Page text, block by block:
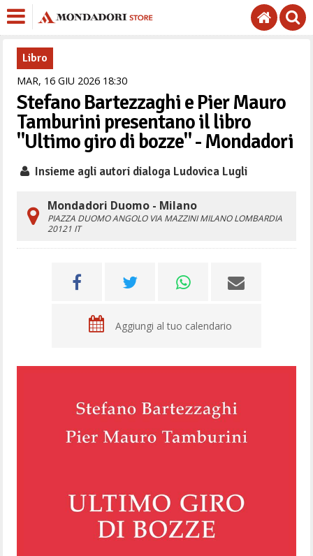
Libro
MAR, 16 GIU 2026 1830
Stefano Bartezzaghi e Pier Mauro
Tamburini presentano il libro
"Ultimo giro di bozze" - Mondadori
Insieme agli autori dialoga Ludovica Lugli
Mondadori Duomo - Milano
PIAZZA DUOMO ANGOLO VIA MAZZINIMILANO LOMBARDIA
20121 IT
Aggiungi al tuo calendario